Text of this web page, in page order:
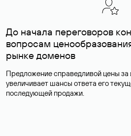
До начала переговоров
вопросам
рынке доменов
Предложение справедливой цены за
увеличивает шансы ответа его
последующей продажи.